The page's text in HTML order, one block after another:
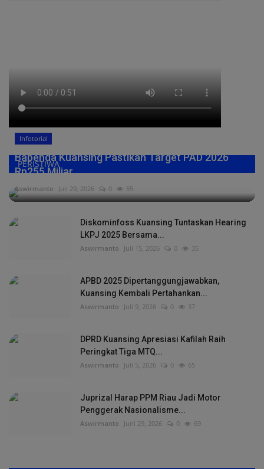
PERISTIWA
Infotorial
Bapenda Kuansing Pastikan Target PAD 2026
Rp255 Miliar,...
Aswirmanto Juli 29, 2026 0 55
Diskominfoss Kuansing Tuntaskan Hearing
LKPJ 2025 Bersama...
Aswirmanto Juli 15, 2026 0 35
APBD 2025 Dipertanggungjawabkan,
Kuansing Kembali Pertahankan...
Aswirmanto Juli 9, 2026 0 37
DPRD Kuansing Apresiasi Kafilah Raih
Peringkat Tiga MTQ...
Aswirmanto Juli 5, 2026 0 65
Juprizal Harap PPM Riau Jadi Motor
Penggerak Nasionalisme...
Aswirmanto Juni 29, 2026 0 69